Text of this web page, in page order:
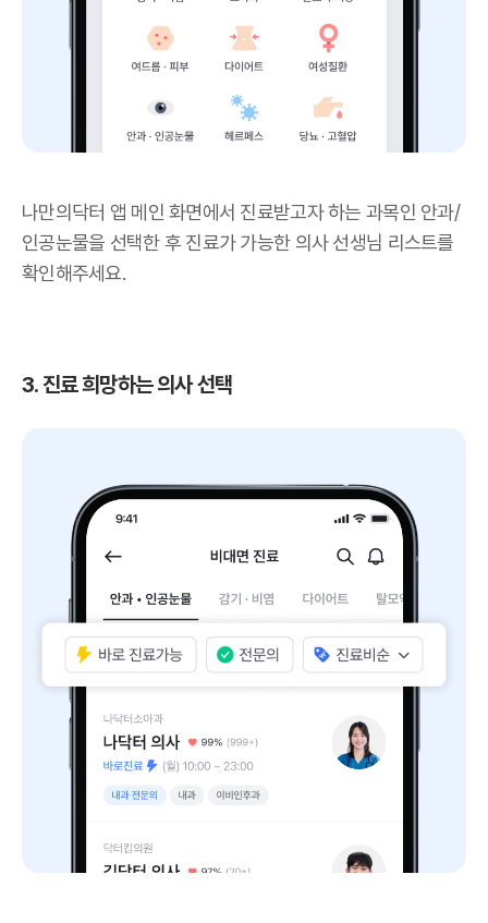
나만의닥터 앱 메인 화면에서 진료받고자 하는 과목인 안과/
인공눈물을 선택한 후 진료가 가능한 의사 선생님 리스트를
확인해주세요.
3. 진료 희망하는 의사 선택